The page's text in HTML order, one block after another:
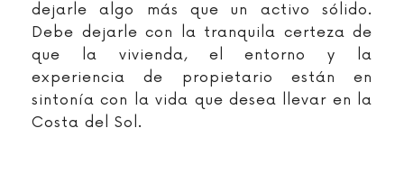
dejarle algo más que un activo sólido.
Debe dejarle con la tranquila certeza de
que la vivienda, el entorno y la
experiencia de propietario están en
sintonía con la vida que desea llevar en la
Costa del Sol.